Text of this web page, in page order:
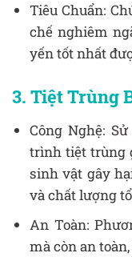
Tiêu Chuẩn:
chế nghiêm
yến tốt nhất
3. Tiệt Trùng
Công Nghệ:
trình tiệt trùng
sinh vật gây
và chất lượng
An Toàn:
mà còn an